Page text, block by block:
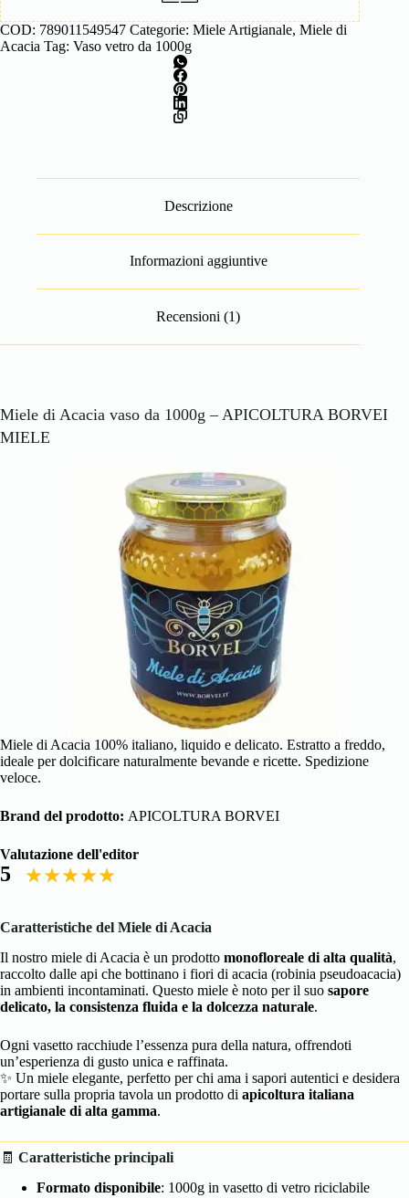
COD: 789011549547 Categorie: Miele Artigianale, Miele di
Acacia Tag: Vaso vetro da 1000g
Descrizione
Informazioni aggiuntive
Recensioni (1)
Miele di Acacia vaso da 1000g – APICOLTURA BORVEI
MIELE
Miele di Acacia 100% italiano, liquido e delicato. Estratto a freddo,
ideale per dolcificare naturalmente bevande e ricette. Spedizione
veloce.
Brand del prodotto: APICOLTURA BORVEI
Valutazione dell'editor
5
Caratteristiche del Miele di Acacia
Il nostro miele di Acacia è un prodotto monofloreale di alta qualità,
raccolto dalle api che bottinano i fiori di acacia (robinia pseudoacacia)
in ambienti incontaminati. Questo miele è noto per il suo sapore
delicato, la consistenza fluida e la dolcezza naturale.
Ogni vasetto racchiude l’essenza pura della natura, offrendoti
un’esperienza di gusto unica e raffinata.
✨ Un miele elegante, perfetto per chi ama i sapori autentici e desidera
portare sulla propria tavola un prodotto di apicoltura italiana
artigianale di alta gamma.
🧾 Caratteristiche principali
Formato disponibile: 1000g in vasetto di vetro riciclabile